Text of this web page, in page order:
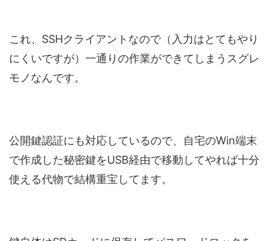
これ、SSHクライアントなので（入力はとてもやり
にくいですが）一通りの作業ができてしまうスグレ
モノなんです。
公開鍵認証にも対応しているので、自宅のWin端末
で作成した秘密鍵をUSB経由で移動してやれば十分
使える代物で結構重宝してます。